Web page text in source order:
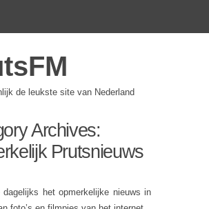
de leukste site van Nederland
Archives:
Prutsnieuws
dagelijks het opmerkelijke nieuws in